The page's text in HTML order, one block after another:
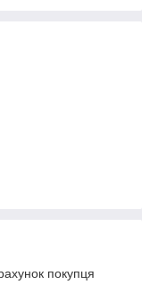
покупця